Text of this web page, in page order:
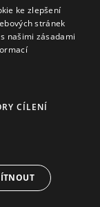
práva vyhrazena.
údajů
archivu
podklady z
ke zlepšení
stránek
našimi zásadami
CÍLENÍ